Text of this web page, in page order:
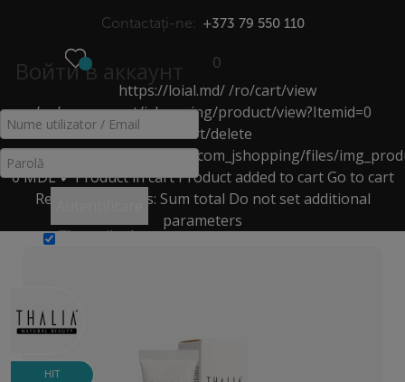
Contactați-ne: +373 79 550 110
Войти в аккаунт
Ţine-mă minte
0
https://loial.md/ /ro/cart/view
/ro/component/jshopping/product/view?Itemid=0
/ro/cart/delete
https://loial.md/components/com_jshopping/files/
0MDL✔ Product in cartProduct added to cart Go to cart
Remove
Products: Sum total Do not set additional
parameters
CREMĂ PENTRU FAȚĂ
Acasă > Catalog
Cremă de față hidratantă cu protecție solară (50 SPF+)
HIT